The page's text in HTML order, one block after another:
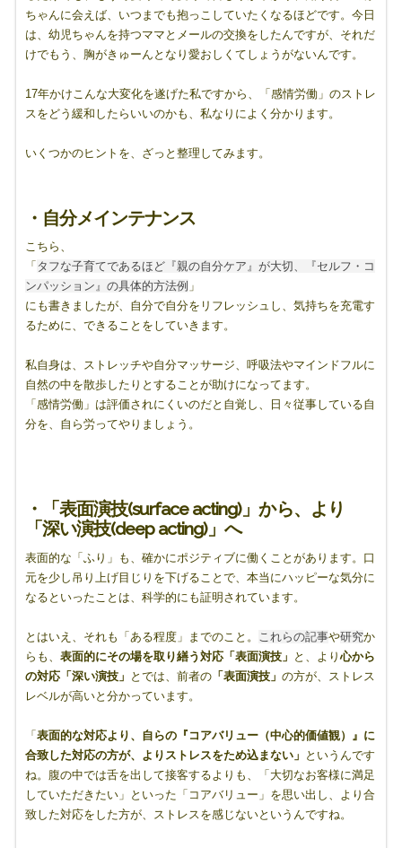
ちゃんに会えば、いつまでも抱っこしていたくなるほどです。今日
は、幼児ちゃんを持つママとメールの交換をしたんですが、それだ
けでもう、胸がきゅーんとなり愛おしくてしょうがないんです。
17年かけこんな大変化を遂げた私ですから、「感情労働」のストレ
スをどう緩和したらいいのかも、私なりによく分かります。
いくつかのヒントを、ざっと整理してみます。
・自分メインテナンス
こちら、
「 タフな子育てであるほど『親の自分ケア』が大切、『セルフ・コ
ンパッション』の具体的方法例 」
にも書きましたが、自分で自分をリフレッシュし、気持ちを充電す
るために、できることをしていきます。
私自身は、ストレッチや自分マッサージ、呼吸法やマインドフルに
自然の中を散歩したりとすることが助けになってます。
「感情労働」は評価されにくいのだと自覚し、日々従事している自
分を、自ら労ってやりましょう。
・「表面演技(surface acting)」から、より
「深い演技(deep acting)」へ
表面的な「ふり」も、確かにポジティブに働くことがあります。口
元を少し吊り上げ目じりを下げることで、本当にハッピーな気分に
なるといったことは、科学的にも証明されています。
とはいえ、それも「ある程度」までのこと。 これらの記事や研究か
らも、 表面的にその場を取り繕う対応「表面演技」 と、より心から
の対応「深い演技」 とでは、前者の「表面演技」 の方が、ストレス
レベルが高いと分かっています。
「表面的な対応より、自らの『コアバリュー（中心的価値観）』に
合致した対応の方が、よりストレスをため込まない」 というんです
ね。腹の中では舌を出して接客するよりも、「大切なお客様に満足
していただきたい」といった「コアバリュー」を思い出し、より合
致した対応をした方が、ストレスを感じないというんですね。